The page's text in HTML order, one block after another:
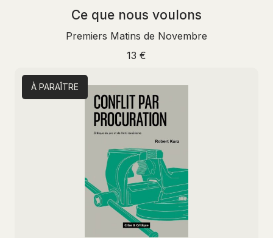
Ce que nous voulons
Premiers Matins de Novembre
13 €
À PARAÎTRE